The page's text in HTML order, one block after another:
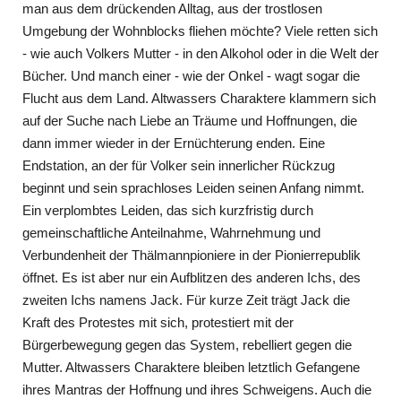
man aus dem drückenden Alltag, aus der trostlosen
Umgebung der Wohnblocks fliehen möchte? Viele retten sich
- wie auch Volkers Mutter - in den Alkohol oder in die Welt der
Bücher. Und manch einer - wie der Onkel - wagt sogar die
Flucht aus dem Land. Altwassers Charaktere klammern sich
auf der Suche nach Liebe an Träume und Hoffnungen, die
dann immer wieder in der Ernüchterung enden. Eine
Endstation, an der für Volker sein innerlicher Rückzug
beginnt und sein sprachloses Leiden seinen Anfang nimmt.
Ein verplombtes Leiden, das sich kurzfristig durch
gemeinschaftliche Anteilnahme, Wahrnehmung und
Verbundenheit der Thälmannpioniere in der Pionierrepublik
öffnet. Es ist aber nur ein Aufblitzen des anderen Ichs, des
zweiten Ichs namens Jack. Für kurze Zeit trägt Jack die
Kraft des Protestes mit sich, protestiert mit der
Bürgerbewegung gegen das System, rebelliert gegen die
Mutter. Altwassers Charaktere bleiben letztlich Gefangene
ihres Mantras der Hoffnung und ihres Schweigens. Auch die